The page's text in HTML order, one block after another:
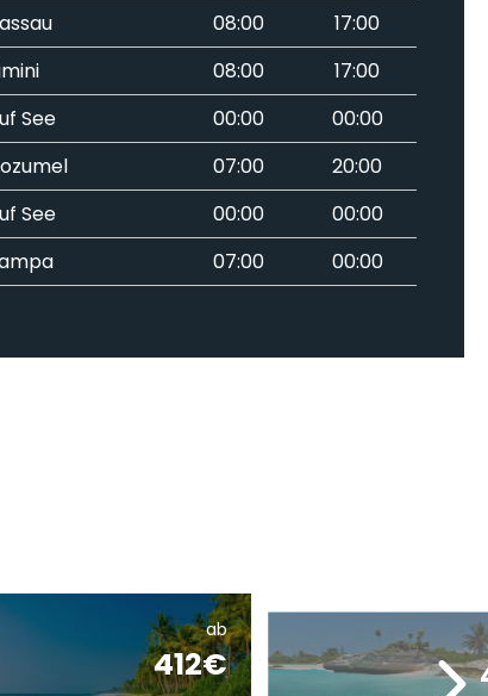
08:00
17:00
08:00
17:00
See 00:00
00:00
07:00
20:00
See 00:00
00:00
07:00 00:00
ab
412€